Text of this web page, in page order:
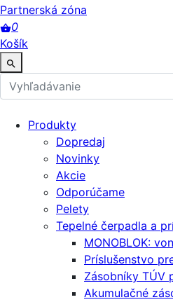
Partnerská zóna
0
Košík
Produkty
Dopredaj
Novinky
Akcie
Odporúčame
Pelety
Tepelné čerpadla a
MONOBLOK:
Príslušenstvo
Zásobníky TÚV
Akumulačné